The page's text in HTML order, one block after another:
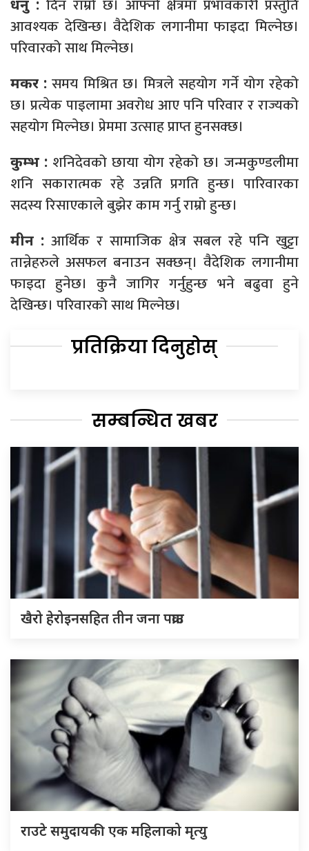
धनु : दिन राम्रो छ। आफ्नो क्षेत्रमा प्रभावकारी प्रस्तुति
आवश्यक देखिन्छ। वैदेशिक लगानीमा फाइदा मिल्नेछ।
परिवारको साथ मिल्नेछ।
मकर : समय मिश्रित छ। मित्रले सहयोग गर्ने योग रहेको
छ। प्रत्येक पाइलामा अवरोध आए पनि परिवार र राज्यको
सहयोग मिल्नेछ। प्रेममा उत्साह प्राप्त हुनसक्छ।
कुम्भ : शनिदेवको छाया योग रहेको छ। जन्मकुण्डलीमा
शनि सकारात्मक रहे उन्नति प्रगति हुन्छ। पारिवारका
सदस्य रिसाएकाले बुझेर काम गर्नु राम्रो हुन्छ।
मीन : आर्थिक र सामाजिक क्षेत्र सबल रहे पनि खुट्टा
तान्नेहरुले असफल बनाउन सक्छन्। वैदेशिक लगानीमा
फाइदा हुनेछ। कुनै जागिर गर्नुहुन्छ भने बढुवा हुने
देखिन्छ। परिवारको साथ मिल्नेछ।
प्रतिक्रिया दिनुहोस्
सम्बन्धित खबर
खैरो हेरोइनसहित तीन जना पक्राउ
राउटे समुदायकी एक महिलाको मृत्यु